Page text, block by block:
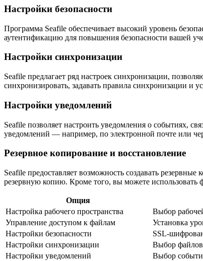
Настройки безопасности
Программа Seafile обеспечивает высокий уровень
аутентификацию для повышения безопасности вашей
Настройки синхронизации
Seafile предлагает ряд настроек синхронизации,
синхронизировать, задавать правила синхронизации и
Настройки уведомлений
Seafile позволяет настроить уведомления о событиях,
уведомлений — например, по электронной почте или
Резервное копирование и восстановление
Seafile предоставляет возможность создавать
резервную копию. Кроме того, вы можете
Опция
Настройка рабочего пространства
Выбор
Управление доступом к файлам
Установка
Настройки безопасности
SSL-
Настройки синхронизации
Выбор файлов
Настройки уведомлений
Выбор